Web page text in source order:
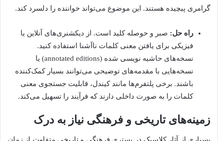
گرامری پیچیده هستند. این موضوع می‌تواند خواننده را دلسرد کند.
راه حل: صبر و حوصله کلید است. از دیکشنری‌های آنلاین یا
فیزیکی برای یافتن معنی کلمات ناآشنا استفاده کنید.
نسخه‌های حاشیه نویسی شده (annotated editions) یا
نسخه‌هایی با مقدمه‌های توضیحی می‌توانند بسیار کمک‌کننده
باشند. برخی پلتفرم‌ها مانند کیندل، قابلیت جستجوی معنی
کلمات را به صورت داخلی دارند که فرآیند را تسهیل می‌کند.
زمینه‌های تاریخی و فرهنگی نیاز به درک